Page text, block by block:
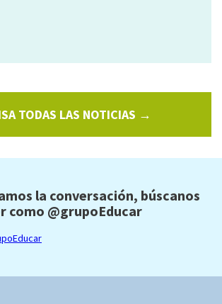
TODAS LAS NOTICIAS →
la conversación, búscanos
como @grupoEducar